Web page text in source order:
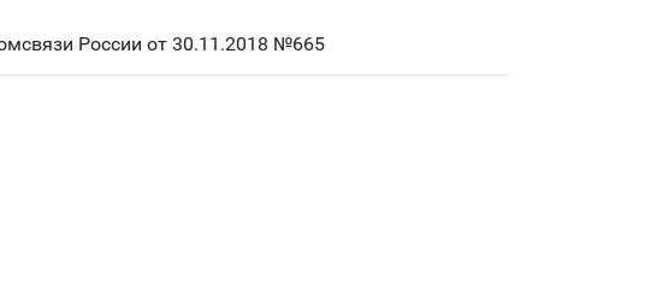
России от 30.11.2018 №665